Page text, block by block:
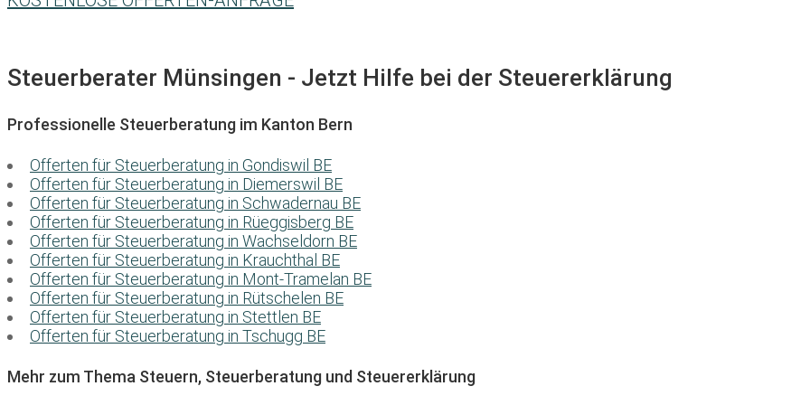
Steuerberater Münsingen - Jetzt Hilfe bei der Steuererklärung
Professionelle Steuerberatung im Kanton Bern
Offerten für Steuerberatung in Gondiswil BE
Offerten für Steuerberatung in Diemerswil BE
Offerten für Steuerberatung in Schwadernau BE
Offerten für Steuerberatung in Rüeggisberg BE
Offerten für Steuerberatung in Wachseldorn BE
Offerten für Steuerberatung in Krauchthal BE
Offerten für Steuerberatung in Mont-Tramelan BE
Offerten für Steuerberatung in Rütschelen BE
Offerten für Steuerberatung in Stettlen BE
Offerten für Steuerberatung in Tschugg BE
Mehr zum Thema Steuern, Steuerberatung und Steuererklärung